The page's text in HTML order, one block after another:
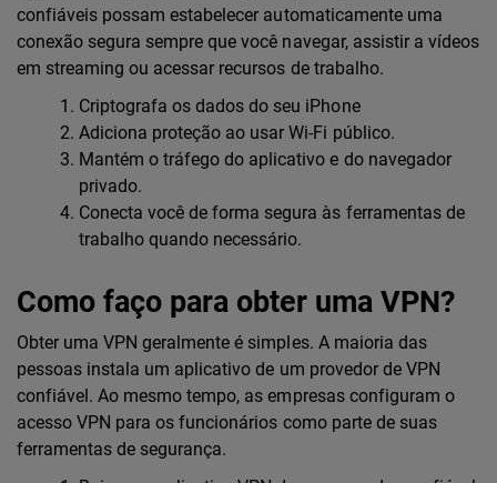
confiáveis possam estabelecer automaticamente uma
conexão segura sempre que você navegar, assistir a vídeos
em streaming ou acessar recursos de trabalho.
Criptografa os dados do seu iPhone
Adiciona proteção ao usar Wi-Fi público.
Mantém o tráfego do aplicativo e do navegador
privado.
Conecta você de forma segura às ferramentas de
trabalho quando necessário.
Como faço para obter uma VPN?
Obter uma VPN geralmente é simples. A maioria das
pessoas instala um aplicativo de um provedor de VPN
confiável. Ao mesmo tempo, as empresas configuram o
acesso VPN para os funcionários como parte de suas
ferramentas de segurança.